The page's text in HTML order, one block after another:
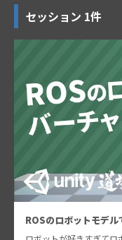
セッション 1件
ROSのロボットモデ